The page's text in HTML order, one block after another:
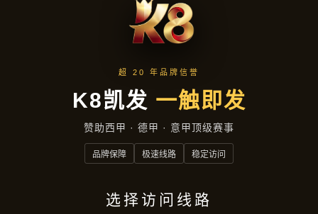
企业要闻
首页 企业要闻